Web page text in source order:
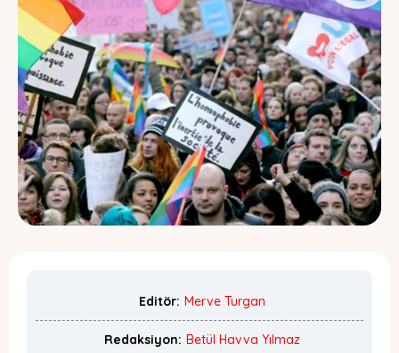
Editör: Merve Turgan
Redaksiyon: Betül Havva Yılmaz